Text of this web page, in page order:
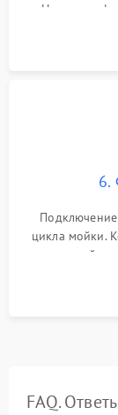
Надежная
сборка
6.
цикла мойки.
до нужной
штатного
FAQ.